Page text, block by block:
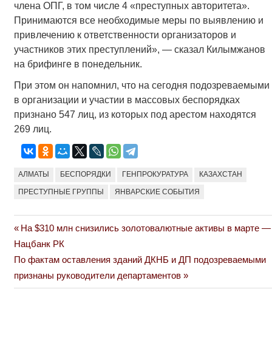
члена ОПГ, в том числе 4 «преступных авторитета».
Принимаются все необходимые меры по выявлению и
привлечению к ответственности организаторов и
участников этих преступлений», — сказал Килымжанов
на брифинге в понедельник.
При этом он напомнил, что на сегодня подозреваемыми
в организации и участии в массовых беспорядках
признано 547 лиц, из которых под арестом находятся
269 лиц.
АЛМАТЫ БЕСПОРЯДКИ ГЕНПРОКУРАТУРА КАЗАХСТАН
ПРЕСТУПНЫЕ ГРУППЫ ЯНВАРСКИЕ СОБЫТИЯ
Навигация
по
записям
Previous
Post:
На $310 млн снизились золотовалютные активы в марте —
Нацбанк РК
Next
Post:
По фактам оставления зданий ДКНБ и ДП подозреваемыми
признаны руководители департаментов